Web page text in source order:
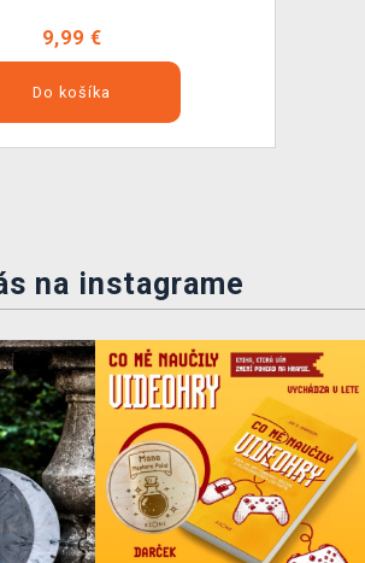
9,99 €
Do košíka
na instagrame